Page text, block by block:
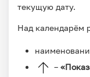
текущую дату.
Над календарём
–